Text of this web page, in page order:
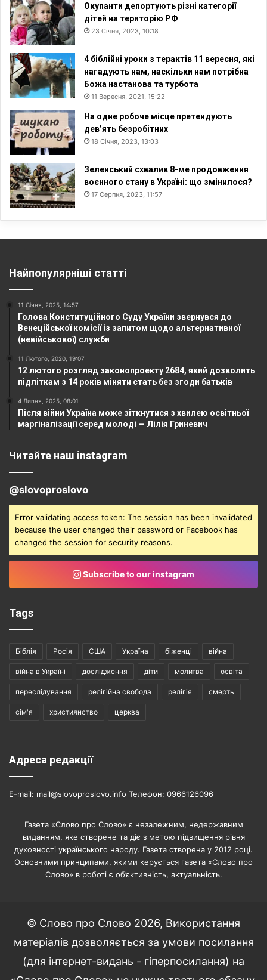
Окупанти депортують різні категорії
дітей на територію РФ
23 Січня, 2023, 10:18
4 біблійні уроки з терактів 11 вересня, які
нагадують нам, наскільки нам потрібна
Божа настанова та турбота
11 Вересня, 2021, 15:22
На одне робоче місце претендують
дев’ять безробітних
18 Січня, 2023, 13:03
Зеленський схвалив 8-ме продовження
воєнного стану в Україні: що змінилося?
17 Серпня, 2023, 11:57
Найпопулярніші статті
11 Січня, 2025, 14:57
Голова Конституційного Суду України звернувся до
Венеційської комісії із запитом щодо альтернативної
(невійськової) служби
11 Лютого, 2020, 19:07
12 лютого розгляд законопроекту 2684, який дозволить
підліткам з 14 років міняти стать без згоди батьків
4 Липня, 2025, 08:01
Після війни Україна може зіткнутися з хвилею освітньої
маргіналізації серед молоді — Лілія Гриневич
Читайте наш instagram
@slovoproslovo
Error validating access token: The session has been invalidated
because the user changed their password or Facebook has
changed the session for security reasons.
Subscribe to our instagram
Tags
Біблія Росія США Україна біженці війна
війна в Україні дослідження діти молитва освіта
переслідування релігійна свобода релігія смерть
сім'я християнство церква
Адреса редакції
E-mail: mail@slovoproslovo.info Телефон: 0966126096
Газета «Слово про Слово» є незалежним, недержавним
виданням, яке створене та діє з метою підвищення рівня
духовності українського народу. Газета створена у 2012 році.
Основними принципами, якими керується газета «Слово про
Слово» в роботі є об’єктивність, актуальність.
© Слово про Слово 2026, Використання
матеріалів дозволяється за умови посилання
(для інтернет-видань - гіперпосилання) на